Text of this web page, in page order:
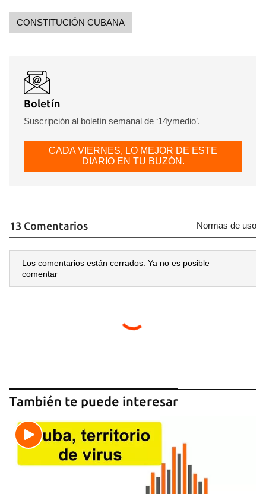
CONSTITUCIÓN CUBANA
Boletín
Suscripción al boletín semanal de ‘14ymedio’.
CADA VIERNES, LO MEJOR DE ESTE
DIARIO EN TU BUZÓN.
13 Comentarios Normas de uso
Los comentarios están cerrados. Ya no es posible
comentar
También te puede interesar